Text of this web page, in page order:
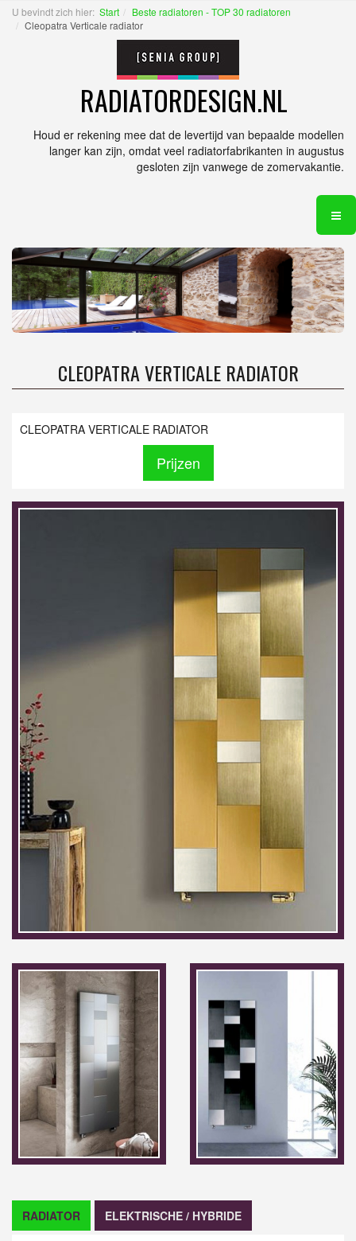
U bevindt zich hier: Start
Beste radiatoren - TOP 30 radiatoren
Cleopatra Verticale radiator
RADIATORDESIGN.NL
Houd er rekening mee dat de levertijd van bepaalde modellen
langer kan zijn, omdat veel radiatorfabrikanten in augustus
gesloten zijn vanwege de zomervakantie.
CLEOPATRA VERTICALE RADIATOR
CLEOPATRA VERTICALE RADIATOR
Prijzen
RADIATOR ELEKTRISCHE / HYBRIDE